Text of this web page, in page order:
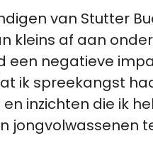
van Stutter
kleins af aan
een negatieve
ik spreekangst
inzichten die ik
jongvolwassenen